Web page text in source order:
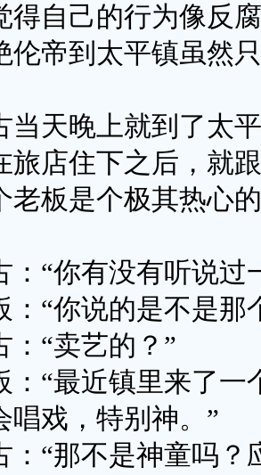
己的行为像反腐
到太平镇虽然只
晚上就到了太平
住下之后，就跟
老板是个极其热心
你有没有听说过
你说的是不是那
“卖艺的？”
最近镇里来了一
唱戏，特别神。”
那不是神童吗？